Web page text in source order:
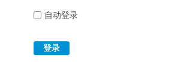
自动登录
登录